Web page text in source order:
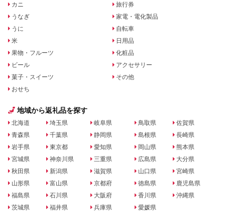
カニ
うなぎ
うに
米
果物・フルーツ
ビール
菓子・スイーツ
おせち
旅行券
家電・電化製品
自転車
日用品
化粧品
アクセサリー
その他
地域から返礼品を探す
北海道
青森県
岩手県
宮城県
秋田県
山形県
福島県
茨城県
埼玉県
千葉県
東京都
神奈川県
新潟県
富山県
石川県
福井県
岐阜県
静岡県
愛知県
三重県
滋賀県
京都府
大阪府
兵庫県
鳥取県
島根県
岡山県
広島県
山口県
徳島県
香川県
愛媛県
佐賀県
長崎県
熊本県
大分県
宮崎県
鹿児島県
沖縄県